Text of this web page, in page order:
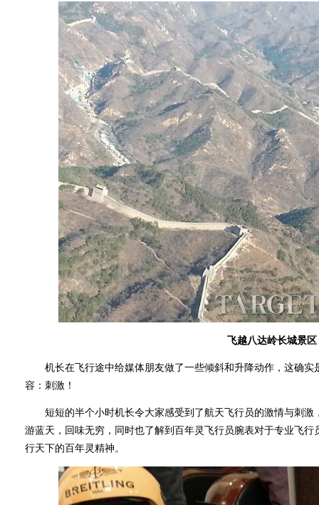
飞越八达岭长城景区
机长在飞行途中给媒体朋友做了一些倾斜和升降动作，这确实
容：刺激！
短短的半个小时机长令大家感受到了航天飞行员的激情与刺激
游蓝天，回味无穷，同时也了解到百年灵飞行员腕表对于专业飞
行天下的百年灵精神。